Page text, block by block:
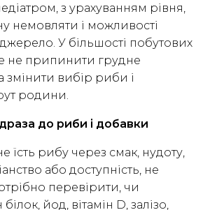
з урахуванням рівня,
немовляти і можливості
У більшості побутових
не припинити грудне
змінити вибір риби і
родини.
до риби і добавки
їсть рибу через смак, нудоту,
або доступність, не
перевірити, чи
йод, вітамін D, залізо,